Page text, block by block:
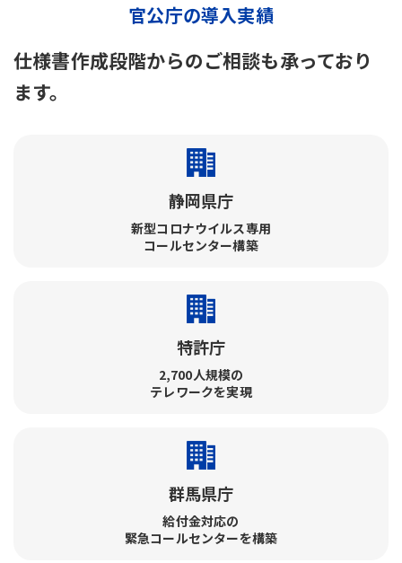
官公庁の導入実績
仕様書作成段階からのご相談も承っており
ます。
静岡県庁
新型コロナウイルス専用
コールセンター構築
特許庁
2,700人規模の
テレワークを実現
群馬県庁
給付金対応の
緊急コールセンターを構築